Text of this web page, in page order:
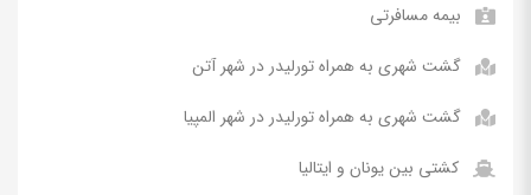
بیمه مسافرتی
گشت شهری به همراه تورلیدر در شهر آتن
گشت شهری به همراه تورلیدر در شهر المپیا
کشتی بین یونان و ایتالیا